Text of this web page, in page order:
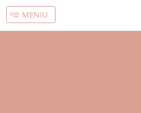
MENIU